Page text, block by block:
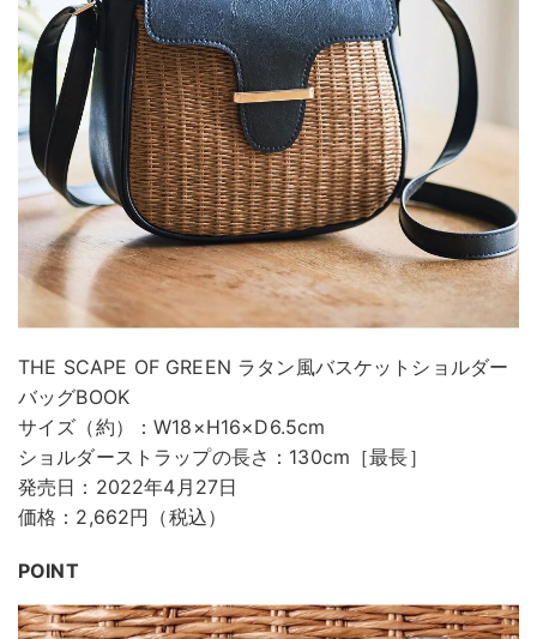
THE SCAPE OF GREEN ラタン風バスケットショルダー
バッグBOOK
サイズ（約）：W18×H16×D6.5cm
ショルダーストラップの長さ：130cm［最長］
発売日：2022年4月27日
価格：2,662円（税込）
POINT